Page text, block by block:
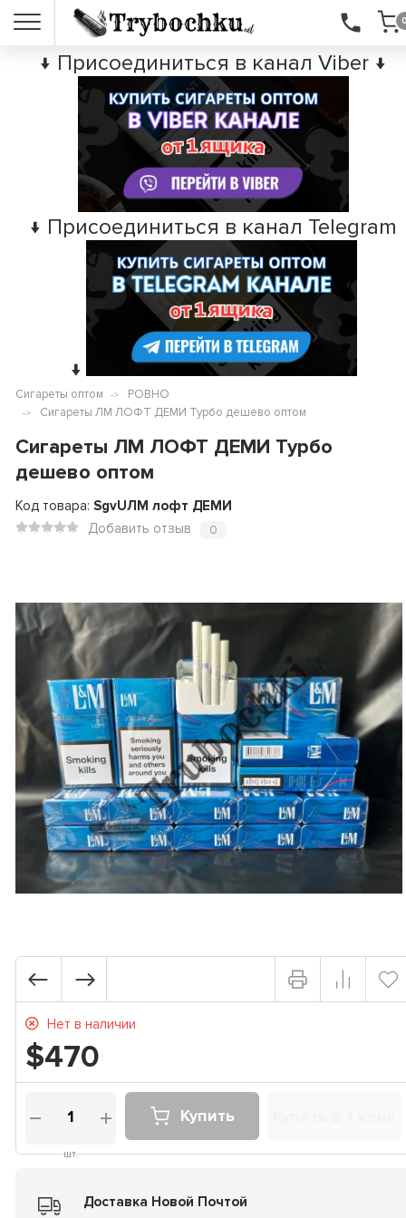
↓ Присоединиться в канал Viber ↓
↓ Присоединиться в канал Telegram
↓
Сигареты оптом
РОВНО
Сигареты ЛМ ЛОФТ ДЕМИ Турбо дешево оптом
Сигареты ЛМ ЛОФТ ДЕМИ Турбо
дешево оптом
Код товара: SgvUЛМ лофт ДЕМИ
Добавить отзыв
0
Нет в наличии
$470
шт.
Купить
Доставка Новой Почтой